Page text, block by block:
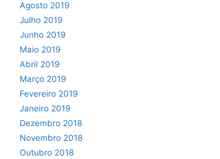
Agosto 2019
Julho 2019
Junho 2019
Maio 2019
Abril 2019
Março 2019
Fevereiro 2019
Janeiro 2019
Dezembro 2018
Novembro 2018
Outubro 2018